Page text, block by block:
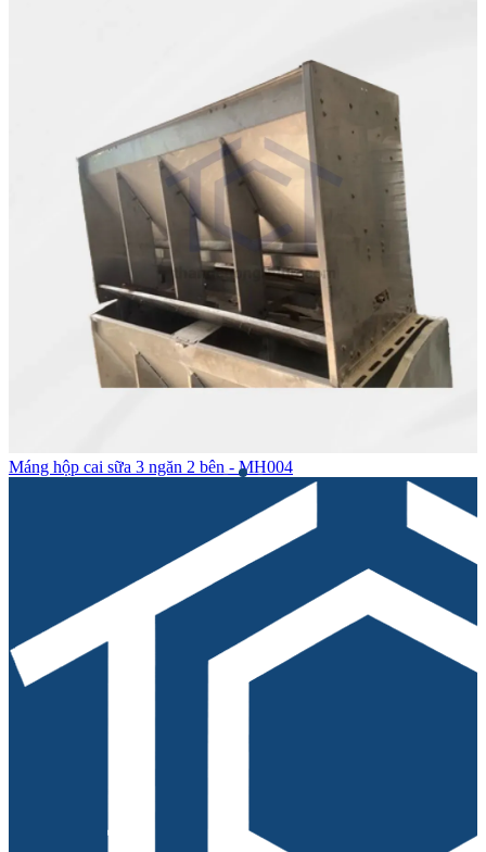
Máng hộp cai sữa 3 ngăn 2 bên - MH004